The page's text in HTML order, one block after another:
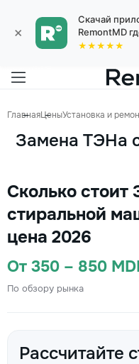
×
Скачай
RemontMD
★★★★★
ГлавнаяЦеныУстановка и
Замена ТЭНа
Сколько
стиральной
цена 2026
От 350 – 850
По обзору рынка
Рассчитайте